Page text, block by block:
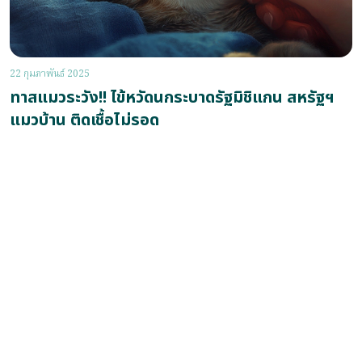
22 กุมภาพันธ์ 2025
ทาสแมวระวัง!! ไข้หวัดนกระบาดรัฐมิชิแกน สหรัฐฯ
แมวบ้าน ติดเชื้อไม่รอด